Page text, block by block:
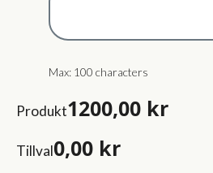
Max: 100 characters
Produkt1200,00 kr
Tillval0,00 kr